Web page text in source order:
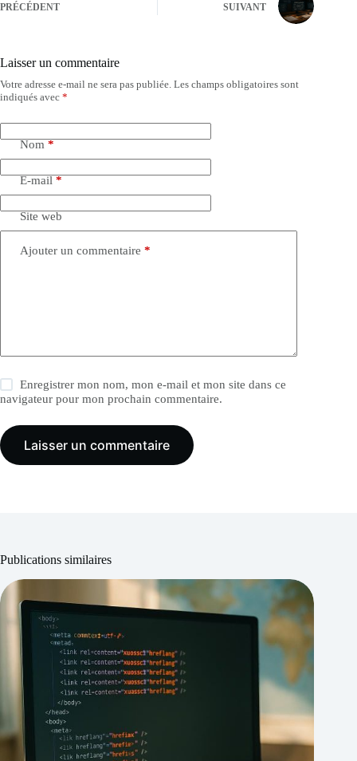
PRÉCÉDENT SUIVANT
Laisser un commentaire
Votre adresse e-mail ne sera pas publiée. Les champs obligatoires sont
indiqués avec *
Nom *
E-mail *
Site web
Ajouter un commentaire *
Enregistrer mon nom, mon e-mail et mon site dans ce
navigateur pour mon prochain commentaire.
Laisser un commentaire
Publications similaires